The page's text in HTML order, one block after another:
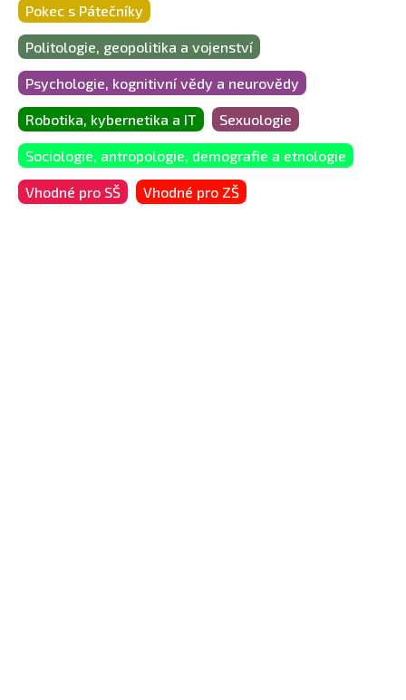
Pokec s Pátečníky
Politologie, geopolitika a vojenství
Psychologie, kognitivní vědy a neurovědy
Robotika, kybernetika a IT Sexuologie
Sociologie, antropologie, demografie a etnologie
Vhodné pro SŠ Vhodné pro ZŠ